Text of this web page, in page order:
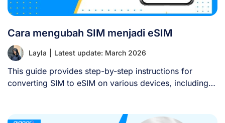
Cara mengubah SIM menjadi eSIM
Layla Latest update: March 2026
This guide provides step-by-step instructions for
converting SIM to eSIM on various devices, including